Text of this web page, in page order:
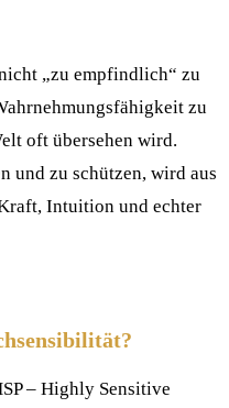
„zu empfindlich“ zu
zu
oft übersehen wird.
und zu schützen, wird aus
Intuition und echter
– Highly Sensitive